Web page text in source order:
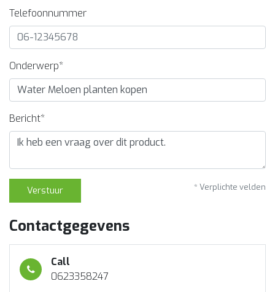
Telefoonnummer
Onderwerp*
Bericht*
Verstuur * Verplichte velden
Contactgegevens
Call
0623358247